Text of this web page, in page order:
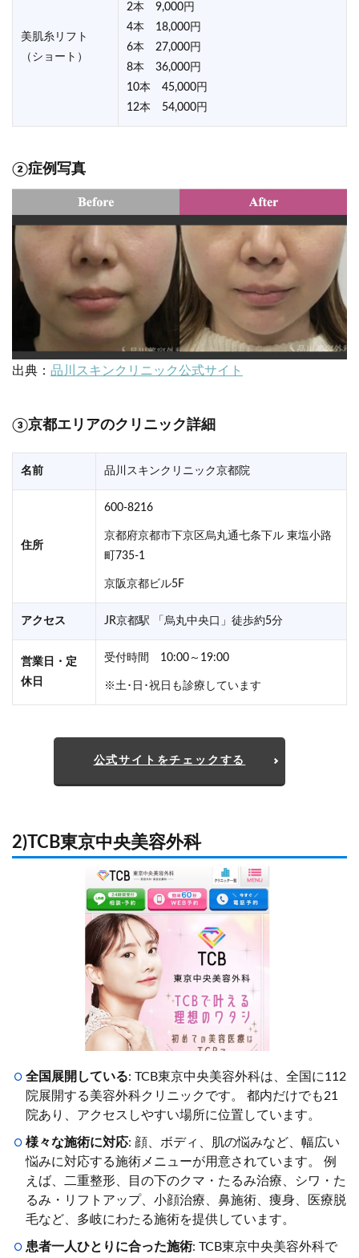
美肌糸リフト
（ショート）
2本 9,000円
4本 18,000円
6本 27,000円
8本 36,000円
10本 45,000円
12本 54,000円
②症例写真
出典： 品川スキンクリニック公式サイト
③京都エリアのクリニック詳細
名前 品川スキンクリニック京都院
住所
600-8216
京都府京都市下京区烏丸通七条下ル 東塩小路
町735-1
京阪京都ビル5F
アクセス JR京都駅 「烏丸中央口」徒歩約5分
営業日・定
休日
受付時間 10:00～19:00
※土･日･祝日も診療しています
公式サイトをチェックする
2)TCB東京中央美容外科
全国展開している: TCB東京中央美容外科は、全国に112
院展開する美容外科クリニックです。 都内だけでも21
院あり、アクセスしやすい場所に位置しています。
様々な施術に対応: 顔、ボディ、肌の悩みなど、幅広い
悩みに対応する施術メニューが用意されています。 例
えば、二重整形、目の下のクマ・たるみ治療、シワ・た
るみ・リフトアップ、小顔治療、鼻施術、痩身、医療脱
毛など、多岐にわたる施術を提供しています。
患者一人ひとりに合った施術: TCB東京中央美容外科で